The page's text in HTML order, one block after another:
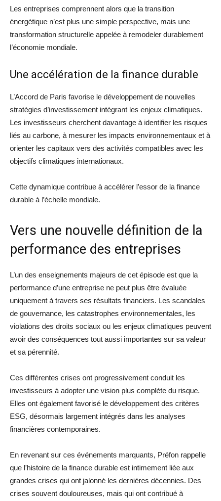
Les entreprises comprennent alors que la transition
énergétique n’est plus une simple perspective, mais une
transformation structurelle appelée à remodeler durablement
l’économie mondiale.
Une accélération de la finance durable
L’Accord de Paris favorise le développement de nouvelles
stratégies d’investissement intégrant les enjeux climatiques.
Les investisseurs cherchent davantage à identifier les risques
liés au carbone, à mesurer les impacts environnementaux et à
orienter les capitaux vers des activités compatibles avec les
objectifs climatiques internationaux.
Cette dynamique contribue à accélérer l’essor de la finance
durable à l’échelle mondiale.
Vers une nouvelle définition de la
performance des entreprises
L’un des enseignements majeurs de cet épisode est que la
performance d’une entreprise ne peut plus être évaluée
uniquement à travers ses résultats financiers. Les scandales
de gouvernance, les catastrophes environnementales, les
violations des droits sociaux ou les enjeux climatiques peuvent
avoir des conséquences tout aussi importantes sur sa valeur
et sa pérennité.
Ces différentes crises ont progressivement conduit les
investisseurs à adopter une vision plus complète du risque.
Elles ont également favorisé le développement des critères
ESG, désormais largement intégrés dans les analyses
financières contemporaines.
En revenant sur ces événements marquants, Préfon rappelle
que l’histoire de la finance durable est intimement liée aux
grandes crises qui ont jalonné les dernières décennies. Des
crises souvent douloureuses, mais qui ont contribué à